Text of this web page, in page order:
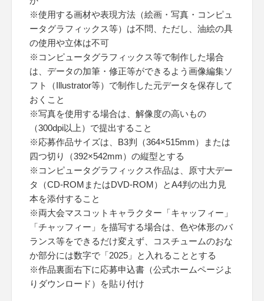
※使用する画材や表現方法（絵画・写真・コンピュ
ータグラフィックス等）は不問、ただし、油絵の具
の使用や立体は不可
※コンピュータグラフィックス等で制作した場合
は、データの加筆・修正等ができるよう画像編集ソ
フト（Illustrator等）で制作した元データを保存して
おくこと
※写真を使用する場合は、解像度の高いもの
（300dpi以上）で提出すること
※応募作品サイズは、B3判（364×515mm）または
四つ切り（392×542mm）の縦型とする
※コンピュータグラフィックス作品は、原寸大デー
タ（CD-ROMまたはDVD-ROM）とA4判の出力見
本を添付すること
※両大会マスコットキャラクター「キャッフィー」
「チャッフィー」を描写する場合は、色や体形のバ
ランス等をできるだけ変えず、コスチュームのおな
か部分には数字で「2025」と入れることとする
※作品裏面右下に応募申込書（公式ホームページよ
りダウンロード）を貼り付け